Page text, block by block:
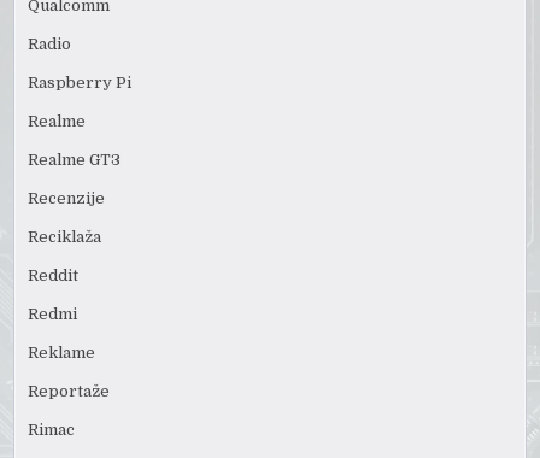
Qualcomm
Radio
Raspberry Pi
Realme
Realme GT3
Recenzije
Reciklaža
Reddit
Redmi
Reklame
Reportaže
Rimac